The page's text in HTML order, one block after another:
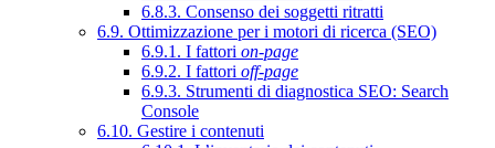
6.8.3. Consenso dei soggetti ritratti
6.9. Ottimizzazione per i motori di ricerca (SEO)
6.9.1. I fattori on-page
6.9.2. I fattori off-page
6.9.3. Strumenti di diagnostica SEO: Search
Console
6.10. Gestire i contenuti